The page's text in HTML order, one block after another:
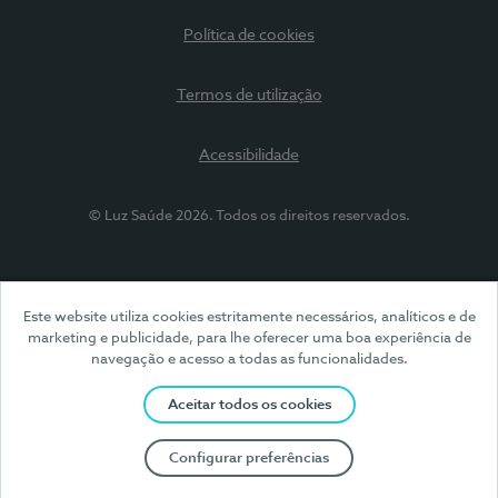
Este website utiliza cookies estritamente necessários, analíticos e de
marketing e publicidade, para lhe oferecer uma boa experiência de
navegação e acesso a todas as funcionalidades.
Aceitar todos os cookies
Configurar preferências
Política de cookies
Termos de utilização
Acessibilidade
© Luz Saúde 2026. Todos os direitos reservados.